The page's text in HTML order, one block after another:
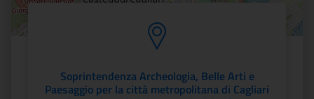
Soprintendenza Archeologia, Belle Arti e
Paesaggio per la città metropolitana di Cagliari